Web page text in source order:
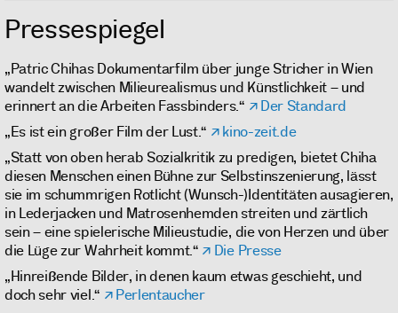
Pressespiegel
„Patric Chihas Dokumentarfilm über junge Stricher in Wien
wandelt zwischen Milieurealismus und Künstlichkeit – und
erinnert an die Arbeiten Fassbinders.“
Der Standard
„Es ist ein großer Film der Lust.“
kino-zeit.de
„Statt von oben herab Sozialkritik zu predigen, bietet Chiha
diesen Menschen einen Bühne zur Selbstinszenierung, lässt
sie im schummrigen Rotlicht (Wunsch-)Identitäten ausagieren,
in Lederjacken und Matrosenhemden streiten und zärtlich
sein – eine spielerische Milieustudie, die von Herzen und über
die Lüge zur Wahrheit kommt.“
Die Presse
„Hinreißende Bilder, in denen kaum etwas geschieht, und
doch sehr viel.“
Perlentaucher